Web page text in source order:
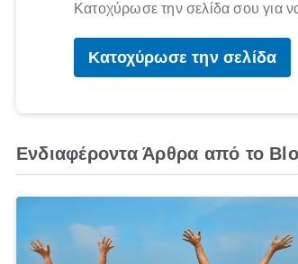
Κατοχύρωσε την σελίδα σου για
Κατοχύρωσε την σελίδα
Ενδιαφέροντα Άρθρα από το